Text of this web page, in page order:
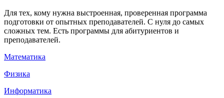
Для тех, кому нужна выстроенная, проверенная программа
подготовки от опытных преподавателей. С нуля до самых
сложных тем. Есть программы для абитуриентов и
преподавателей.
Математика
Физика
Информатика